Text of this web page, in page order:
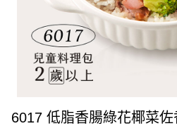
6017 低脂香腸綠花椰菜